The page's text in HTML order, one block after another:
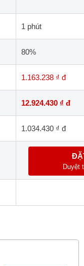
1 phút
80%
1.163.238 ₫ đ
12.924.430 ₫ đ
1.034.430 ₫ đ
Duyệt